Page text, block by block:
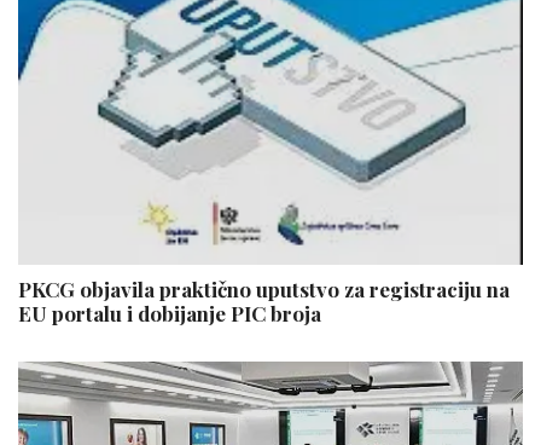
PKCG objavila praktično uputstvo za registraciju na
EU portalu i dobijanje PIC broja